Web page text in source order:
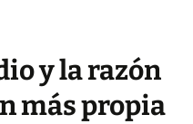
y la razón
más propia